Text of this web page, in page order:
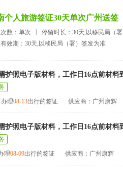
个人旅游签证30天单次广州送签
数：单次
停留时长：30天,以移民局（
效期：30天,以移民局（署）签发为准
护照电子版材料，工作日16点前材料
理08-13出行的签证 供应商：广州康辉
护照电子版材料，工作日16点前材料
理08-09出行的签证 供应商：广州康辉